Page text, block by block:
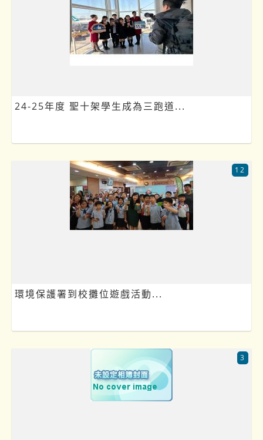
24-25年度 聖十架學生成為三跑道...
環境保護署到校攤位遊戲活動...
12
3